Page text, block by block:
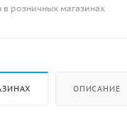
в розничных магазинах
ОПИСАНИЕ